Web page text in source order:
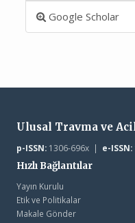
Google Scholar
Ulusal Travma ve
p-ISSN:1306-696x | e-ISSN:
Hızlı Bağlantılar
Yayın Kurulu
Etik ve Politikalar
Makale Gönder